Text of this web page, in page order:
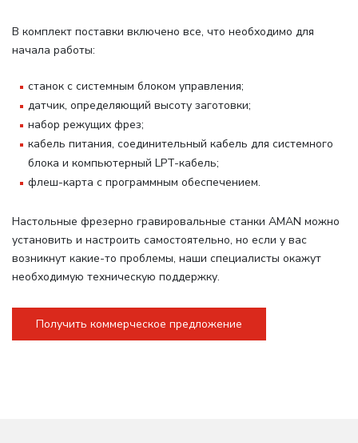
В комплект поставки включено все, что необходимо для
начала работы:
станок с системным блоком управления;
датчик, определяющий высоту заготовки;
набор режущих фрез;
кабель питания, соединительный кабель для системного
блока и компьютерный LPT-кабель;
флеш-карта с программным обеспечением.
Настольные фрезерно гравировальные станки AMAN можно
установить и настроить самостоятельно, но если у вас
возникнут какие-то проблемы, наши специалисты окажут
необходимую техническую поддержку.
Получить коммерческое предложение